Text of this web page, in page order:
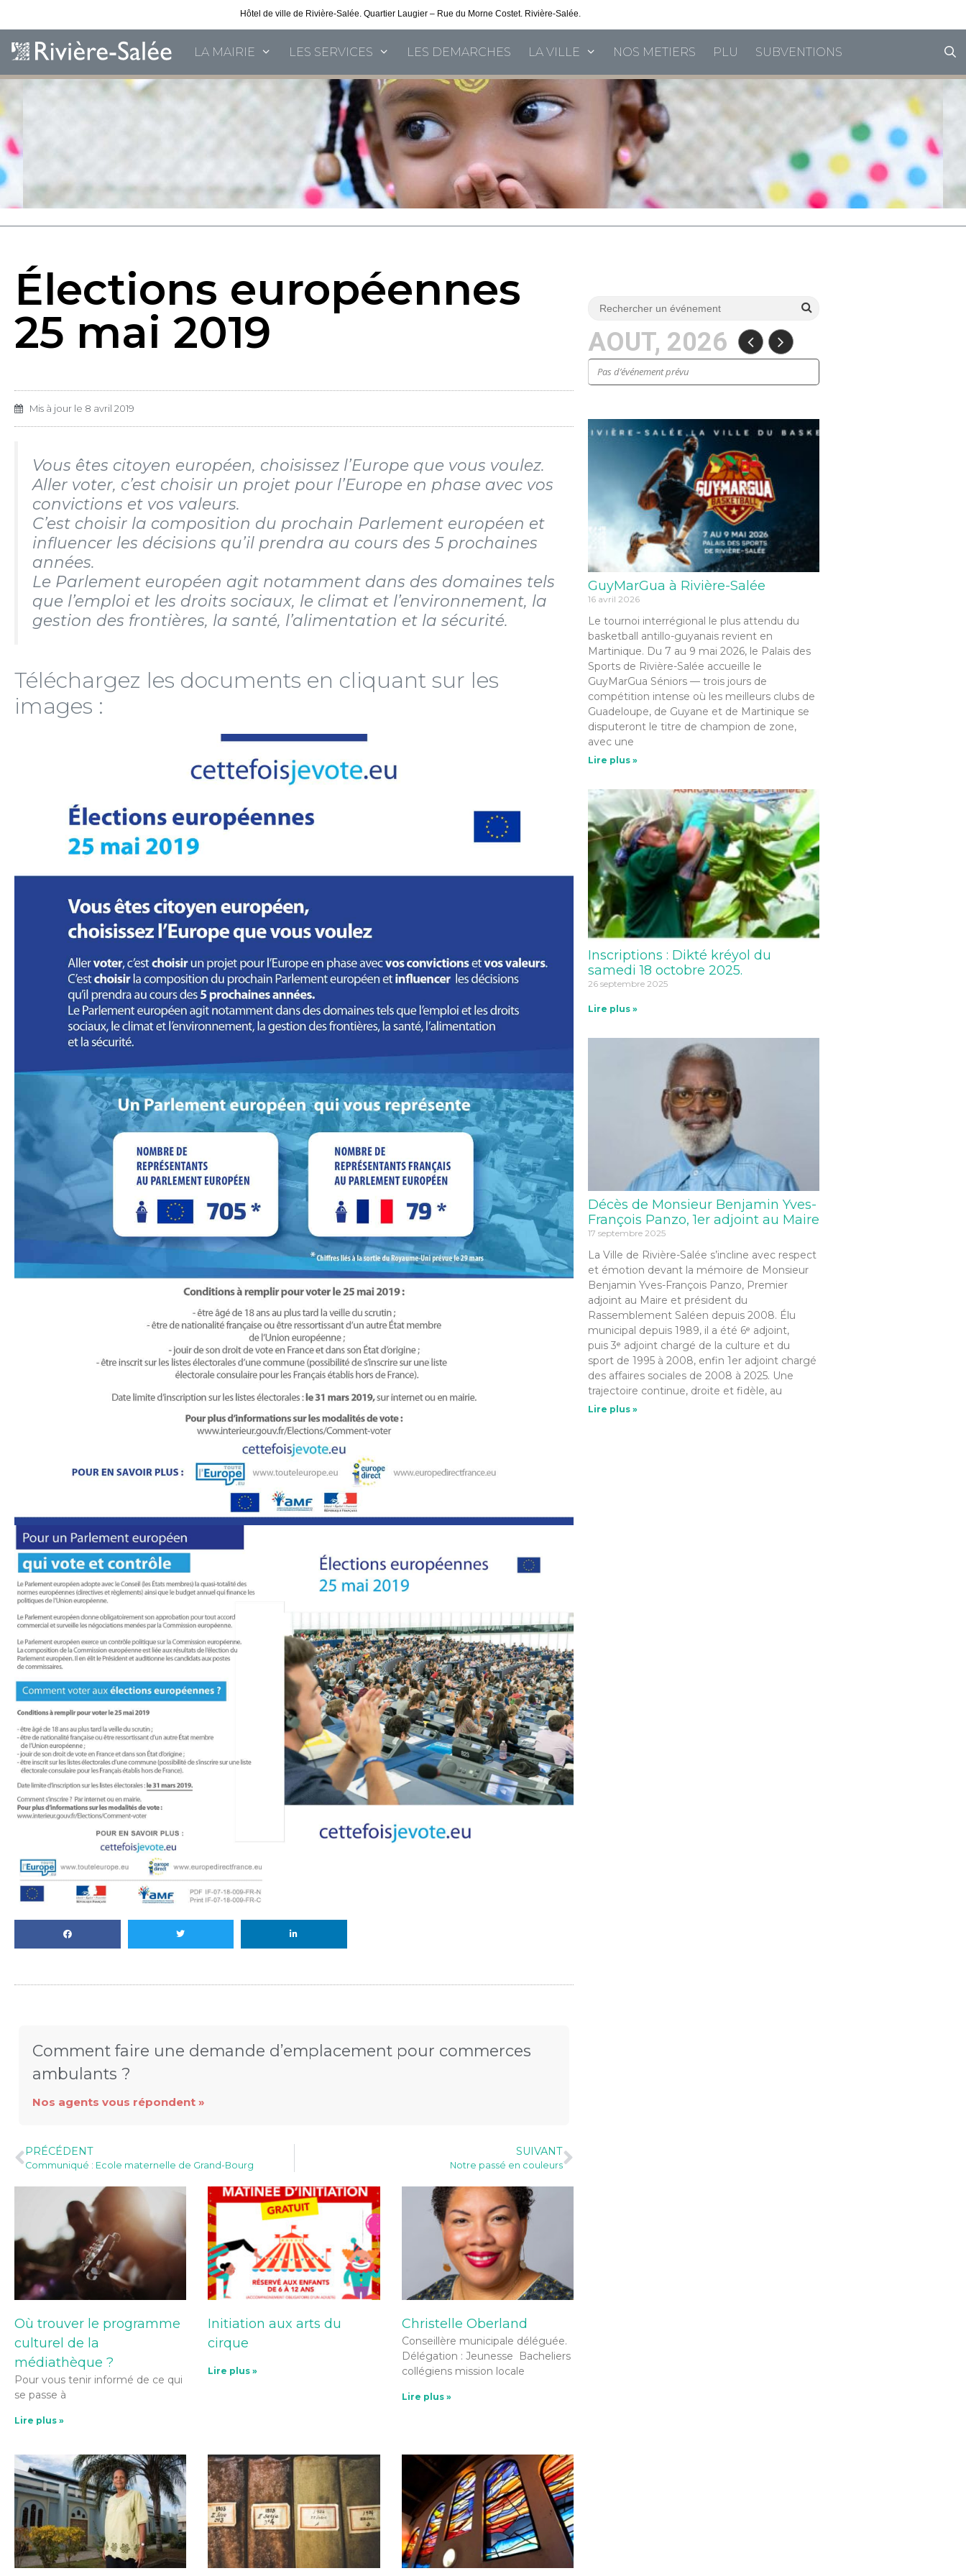
Hôtel de ville de Rivière-Salée. Quartier Laugier – Rue du Morne Costet. Rivière-Salée.
LA MAIRIE LES SERVICES LES DEMARCHES LA VILLE NOS METIERS PLU SUBVENTIONS
Élections européennes
25 mai 2019
Mis à jour le 8 avril 2019
Vous êtes citoyen européen, choisissez l’Europe que vous voulez.
Aller voter, c’est choisir un projet pour l’Europe en phase avec vos
convictions et vos valeurs.
C’est choisir la composition du prochain Parlement européen et
influencer les décisions qu’il prendra au cours des 5 prochaines
années.
Le Parlement européen agit notamment dans des domaines tels
que l’emploi et les droits sociaux, le climat et l’environnement, la
gestion des frontières, la santé, l’alimentation et la sécurité.
Téléchargez les documents en cliquant sur les
images :
Comment faire une demande d’emplacement pour commerces
ambulants ?
Nos agents vous répondent »
PRÉCÉDENT
Communiqué : Ecole maternelle de Grand-Bourg
SUIVANT
Notre passé en couleurs
Où trouver le programme
culturel de la
médiathèque ?
Pour vous tenir informé de ce qui
se passe à
Lire plus »
Initiation aux arts du
cirque
Lire plus »
Christelle Oberland
Conseillère municipale déléguée.
Délégation : Jeunesse Bacheliers
collégiens mission locale
Lire plus »
AOUT, 2026
Pas d’événement prévu
GuyMarGua à Rivière-Salée
16 avril 2026
Le tournoi interrégional le plus attendu du
basketball antillo-guyanais revient en
Martinique. Du 7 au 9 mai 2026, le Palais des
Sports de Rivière-Salée accueille le
GuyMarGua Séniors — trois jours de
compétition intense où les meilleurs clubs de
Guadeloupe, de Guyane et de Martinique se
disputeront le titre de champion de zone,
avec une
Lire plus »
Inscriptions : Dikté kréyol du
samedi 18 octobre 2025.
26 septembre 2025
Lire plus »
Décès de Monsieur Benjamin Yves-
François Panzo, 1er adjoint au Maire
17 septembre 2025
La Ville de Rivière-Salée s’incline avec respect
et émotion devant la mémoire de Monsieur
Benjamin Yves-François Panzo, Premier
adjoint au Maire et président du
Rassemblement Saléen depuis 2008. Élu
municipal depuis 1989, il a été 6ᵉ adjoint,
puis 3ᵉ adjoint chargé de la culture et du
sport de 1995 à 2008, enfin 1er adjoint chargé
des affaires sociales de 2008 à 2025. Une
trajectoire continue, droite et fidèle, au
Lire plus »